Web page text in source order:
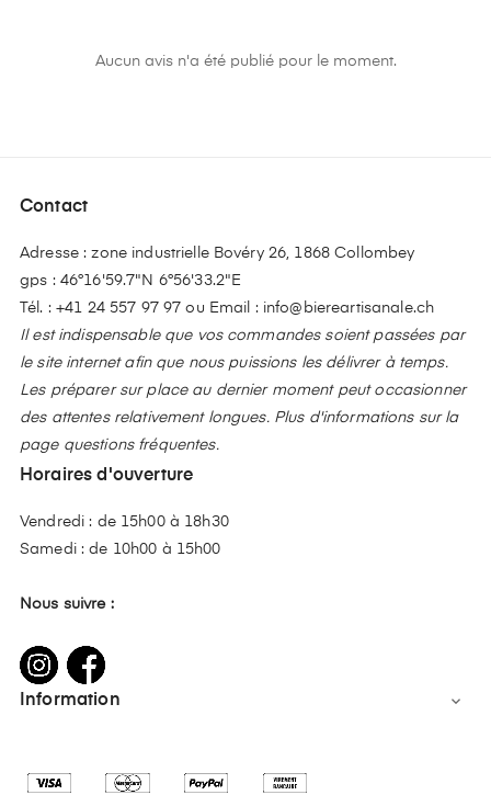
Aucun avis n'a été publié pour le moment.
Contact
Adresse : zone industrielle Bovéry 26, 1868 Collombey
gps : 46°16'59.7"N 6°56'33.2"E
Tél. : +41 24 557 97 97 ou Email : info@biereartisanale.ch
Il est indispensable que vos commandes soient passées par
le site internet afin que nous puissions les délivrer à temps.
Les préparer sur place au dernier moment peut occasionner
des attentes relativement longues. Plus d'informations sur la
page questions fréquentes.
Horaires d'ouverture
Vendredi : de 15h00 à 18h30
Samedi : de 10h00 à 15h00
Nous suivre :
Information 